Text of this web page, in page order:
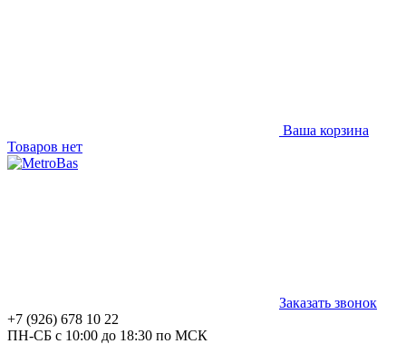
Ваша корзина
Товаров нет
Заказать звонок
+7 (926) 678 10 22
ПН-СБ с 10:00 до 18:30 по МСК